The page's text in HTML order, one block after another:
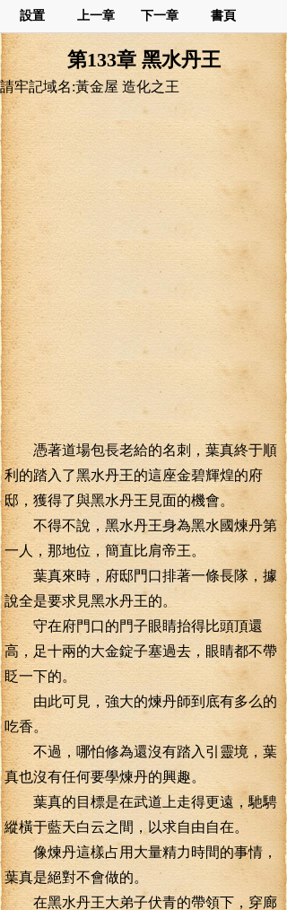
設置 上一章 下一章 書頁
第133章 黑水丹王
請牢記域名:黃金屋 造化之王
憑著道場包長老給的名刺，葉真終于順
利的踏入了黑水丹王的這座金碧輝煌的府
邸，獲得了與黑水丹王見面的機會。
不得不說，黑水丹王身為黑水國煉丹第
一人，那地位，簡直比肩帝王。
葉真來時，府邸門口排著一條長隊，據
說全是要求見黑水丹王的。
守在府門口的門子眼睛抬得比頭頂還
高，足十兩的大金錠子塞過去，眼睛都不帶
眨一下的。
由此可見，強大的煉丹師到底有多么的
吃香。
不過，哪怕修為還沒有踏入引靈境，葉
真也沒有任何要學煉丹的興趣。
葉真的目標是在武道上走得更遠，馳騁
縱橫于藍天白云之間，以求自由自在。
像煉丹這樣占用大量精力時間的事情，
葉真是絕對不會做的。
在黑水丹王大弟子伏青的帶領下，穿廊